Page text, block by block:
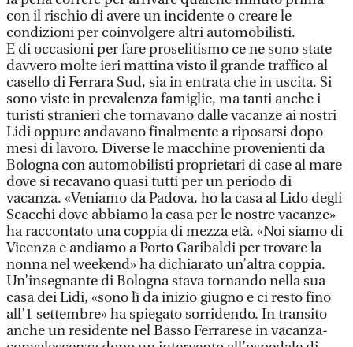
con il rischio di avere un incidente o creare le
condizioni per coinvolgere altri automobilisti.
E di occasioni per fare proselitismo ce ne sono state
davvero molte ieri mattina visto il grande traffico al
casello di Ferrara Sud, sia in entrata che in uscita. Si
sono viste in prevalenza famiglie, ma tanti anche i
turisti stranieri che tornavano dalle vacanze ai nostri
Lidi oppure andavano finalmente a riposarsi dopo
mesi di lavoro. Diverse le macchine provenienti da
Bologna con automobilisti proprietari di case al mare
dove si recavano quasi tutti per un periodo di
vacanza. «Veniamo da Padova, ho la casa al Lido degli
Scacchi dove abbiamo la casa per le nostre vacanze»
ha raccontato una coppia di mezza età. «Noi siamo di
Vicenza e andiamo a Porto Garibaldi per trovare la
nonna nel weekend» ha dichiarato un’altra coppia.
Un’insegnante di Bologna stava tornando nella sua
casa dei Lidi, «sono lì da inizio giugno e ci resto fino
all’1 settembre» ha spiegato sorridendo. In transito
anche un residente nel Basso Ferrarese in vacanza-